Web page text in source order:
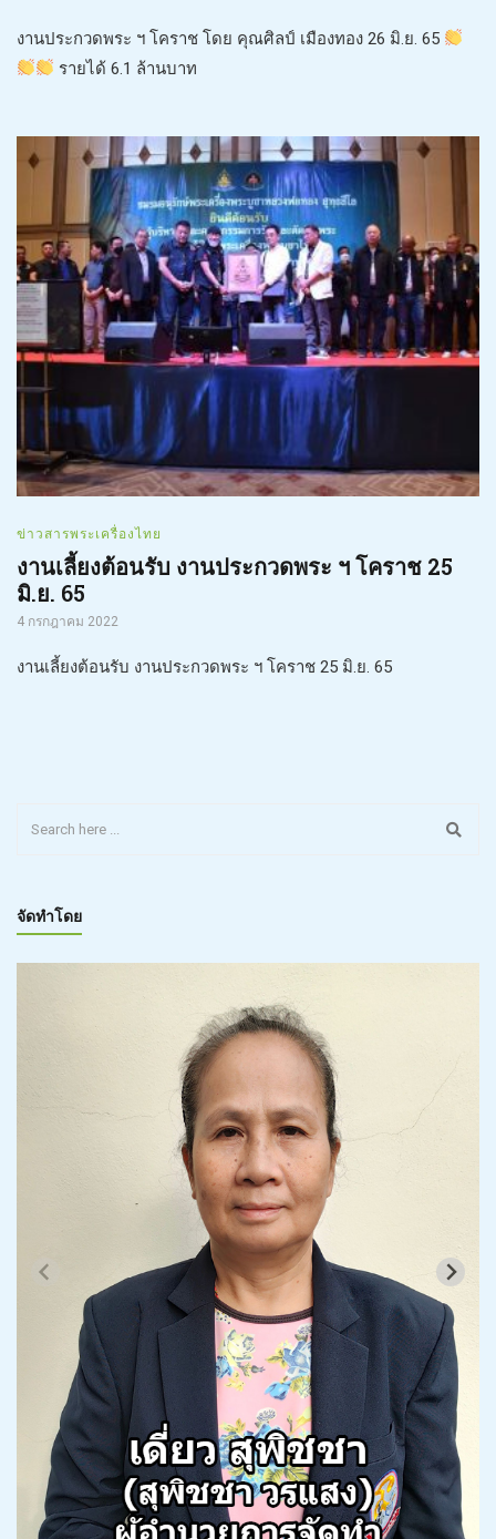
งานประกวดพระ ฯ โคราช โดย คุณศิลป์ เมืองทอง 26 มิ.ย. 65
รายได้ 6.1 ล้านบาท
ข่าวสารพระเครื่องไทย
งานเลี้ยงต้อนรับ งานประกวดพระ ฯ โคราช 25
มิ.ย. 65
4 กรกฎาคม 2022
งานเลี้ยงต้อนรับ งานประกวดพระ ฯ โคราช 25 มิ.ย. 65
จัดทำโดย